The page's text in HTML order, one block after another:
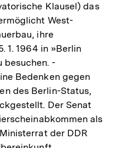
Klausel) das
West-
ihre
1. 1964 in »Berlin
besuchen. -
Bedenken gegen
des Berlin-Status,
Der Senat
als
der DDR